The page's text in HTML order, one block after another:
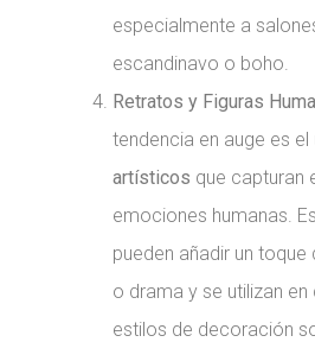
especialmente a
escandinavo o boho.
Retratos y Figuras
tendencia en auge es el
artísticos que capturan
emociones humanas.
pueden añadir un
o drama y se utilizan
estilos de decoración